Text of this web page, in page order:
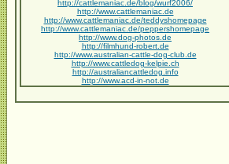
http://cattlemaniac.de/blog/wurf2006/
http://www.cattlemaniac.de
http://www.cattlemaniac.de/teddyshomepage
http://www.cattlemaniac.de/peppershomepage
http://www.dog-photos.de
http://filmhund-robert.de
http://www.australian-cattle-dog-club.de
http://www.cattledog-kelpie.ch
http://australiancattledog.info
http://www.acd-in-not.de